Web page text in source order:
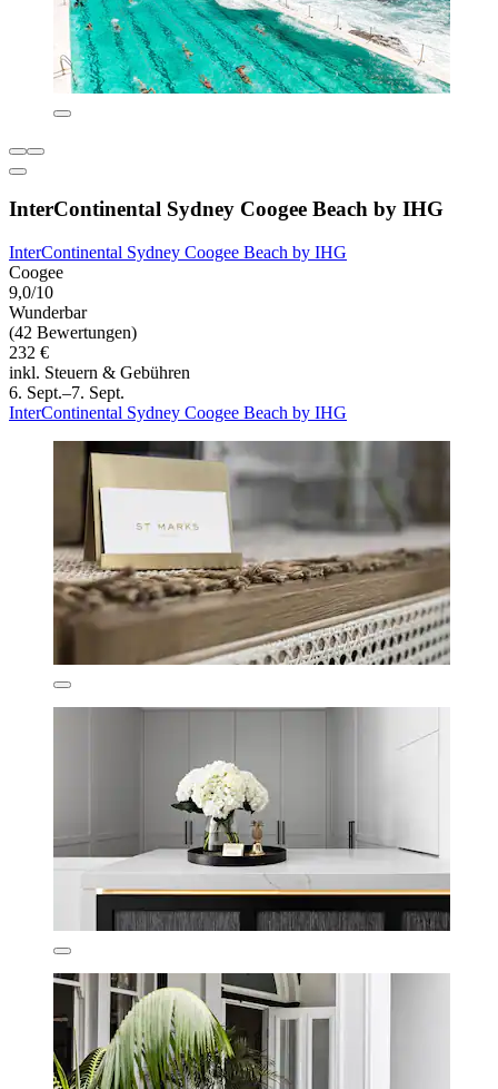
InterContinental Sydney Coogee Beach by IHG
InterContinental Sydney Coogee Beach by IHG
Coogee
9,0/10
Wunderbar
(42 Bewertungen)
232 €
inkl. Steuern & Gebühren
6. Sept.–7. Sept.
InterContinental Sydney Coogee Beach by IHG